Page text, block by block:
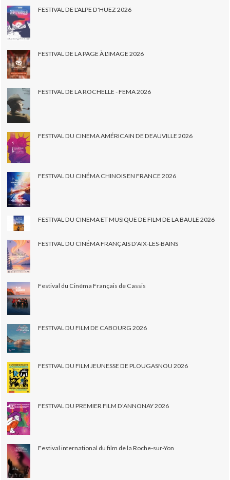
FESTIVAL DE L'ALPE D'HUEZ 2026
FESTIVAL DE LA PAGE À L'IMAGE 2026
FESTIVAL DE LA ROCHELLE - FEMA 2026
FESTIVAL DU CINEMA AMÉRICAIN DE DEAUVILLE 2026
FESTIVAL DU CINÉMA CHINOIS EN FRANCE 2026
FESTIVAL DU CINEMA ET MUSIQUE DE FILM DE LA BAULE 2026
FESTIVAL DU CINÉMA FRANÇAIS D'AIX-LES-BAINS
Festival du Cinéma Français de Cassis
FESTIVAL DU FILM DE CABOURG 2026
FESTIVAL DU FILM JEUNESSE DE PLOUGASNOU 2026
FESTIVAL DU PREMIER FILM D'ANNONAY 2026
Festival international du film de la Roche-sur-Yon